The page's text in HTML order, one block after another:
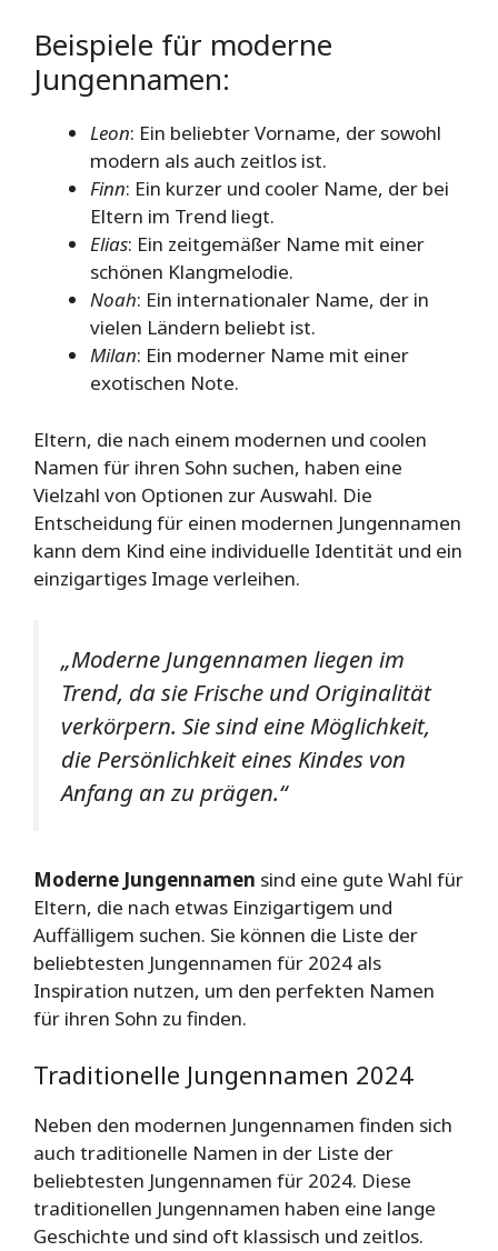
Beispiele für moderne
Jungennamen:
Leon: Ein beliebter Vorname, der sowohl
modern als auch zeitlos ist.
Finn: Ein kurzer und cooler Name, der bei
Eltern im Trend liegt.
Elias: Ein zeitgemäßer Name mit einer
schönen Klangmelodie.
Noah: Ein internationaler Name, der in
vielen Ländern beliebt ist.
Milan: Ein moderner Name mit einer
exotischen Note.
Eltern, die nach einem modernen und coolen
Namen für ihren Sohn suchen, haben eine
Vielzahl von Optionen zur Auswahl. Die
Entscheidung für einen modernen Jungennamen
kann dem Kind eine individuelle Identität und ein
einzigartiges Image verleihen.
„Moderne Jungennamen liegen im
Trend, da sie Frische und Originalität
verkörpern. Sie sind eine Möglichkeit,
die Persönlichkeit eines Kindes von
Anfang an zu prägen.“
Moderne Jungennamen sind eine gute Wahl für
Eltern, die nach etwas Einzigartigem und
Auffälligem suchen. Sie können die Liste der
beliebtesten Jungennamen für 2024 als
Inspiration nutzen, um den perfekten Namen
für ihren Sohn zu finden.
Traditionelle Jungennamen 2024
Neben den modernen Jungennamen finden sich
auch traditionelle Namen in der Liste der
beliebtesten Jungennamen für 2024. Diese
traditionellen Jungennamen haben eine lange
Geschichte und sind oft klassisch und zeitlos.